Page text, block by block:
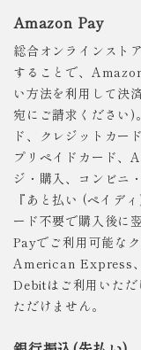
Amazon Pay
総合オンラインスト
することで、
い方法を利用して決
宛にご請求ください
ド、クレジットカー
プリペイドカード、
ジ・購入、コンビニ
『あと払い (ペイデ
ード不要で購入後に
Payでご利用可能な
American Express
Debitはご利用いた
ただけません。